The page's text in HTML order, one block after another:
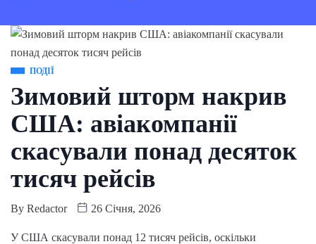
ПОДІЇ
Зимовий шторм накрив
США: авіакомпанії
скасували понад десяток
тисяч рейсів
By Redactor 26 Січня, 2026
У США скасували понад 12 тисяч рейсів, оскільки